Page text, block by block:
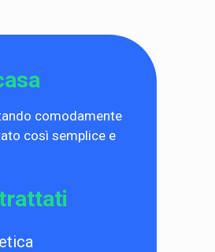
comodamente
così semplice e